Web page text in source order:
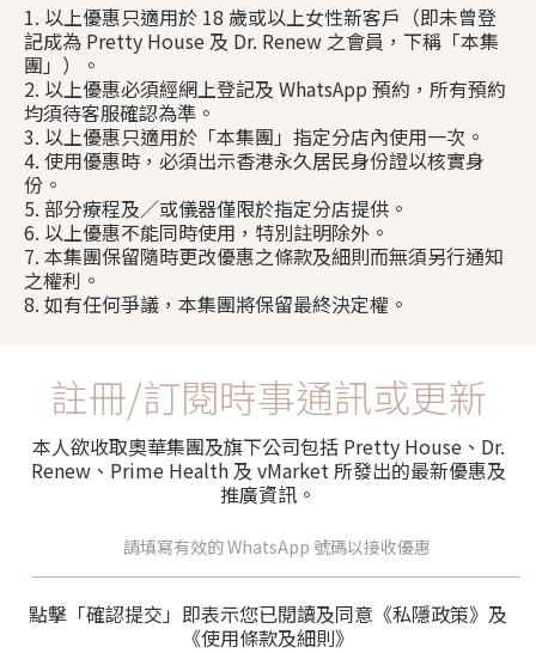
1. 以上優惠只適用於 18 歲或以上女性新客戶（即未曾登
記成為 Pretty House 及 Dr. Renew 之會員，下稱「本集
團」）。
2. 以上優惠必須經網上登記及 WhatsApp 預約，所有預約
均須待客服確認為準。
3. 以上優惠只適用於「本集團」指定分店內使用一次。
4. 使用優惠時，必須出示香港永久居民身份證以核實身
份。
5. 部分療程及／或儀器僅限於指定分店提供。
6. 以上優惠不能同時使用，特別註明除外。
7. 本集團保留隨時更改優惠之條款及細則而無須另行通知
之權利。
8. 如有任何爭議，本集團將保留最終決定權。
註冊/訂閱時事通訊或更新
本人欲收取奧華集團及旗下公司包括 Pretty House、Dr.
Renew、Prime Health 及 vMarket 所發出的最新優惠及
推廣資訊。
點擊「確認提交」即表示您已閱讀及同意《私隱政策》及
《使用條款及細則》